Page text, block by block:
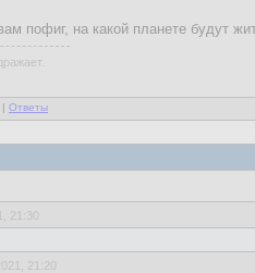
пофиг, на какой планете будут
| Ответы
21:30
21:20